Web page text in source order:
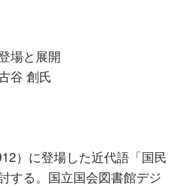
場と展開
谷 創氏
）に登場した近代語「国民
する。国立国会図書館デジ